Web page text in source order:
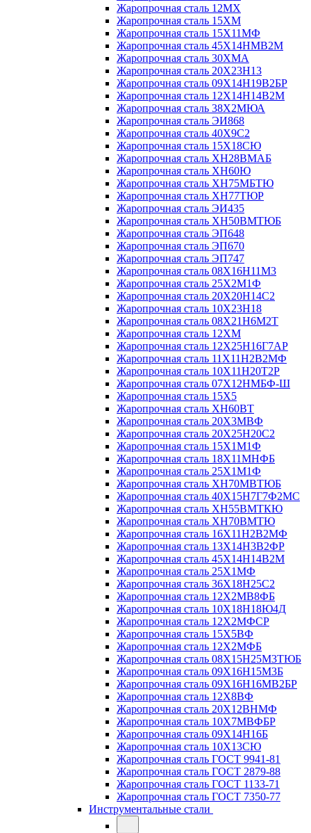
Жаропрочная сталь 12МХ
Жаропрочная сталь 15ХМ
Жаропрочная сталь 15Х11МФ
Жаропрочная сталь 45Х14НМВ2М
Жаропрочная сталь 30ХМА
Жаропрочная сталь 20Х23Н13
Жаропрочная сталь 09Х14Н19В2БР
Жаропрочная сталь 12Х14Н14В2М
Жаропрочная сталь 38Х2МЮА
Жаропрочная сталь ЭИ868
Жаропрочная сталь 40Х9С2
Жаропрочная сталь 15Х18СЮ
Жаропрочная сталь ХН28ВМАБ
Жаропрочная сталь ХН60Ю
Жаропрочная сталь ХН75МБТЮ
Жаропрочная сталь ХН77ТЮР
Жаропрочная сталь ЭИ435
Жаропрочная сталь ХН50ВМТЮБ
Жаропрочная сталь ЭП648
Жаропрочная сталь ЭП670
Жаропрочная сталь ЭП747
Жаропрочная сталь 08Х16Н11М3
Жаропрочная сталь 25Х2М1Ф
Жаропрочная сталь 20Х20Н14С2
Жаропрочная сталь 10Х23Н18
Жаропрочная сталь 08Х21Н6М2Т
Жаропрочная сталь 12ХМ
Жаропрочная сталь 12Х25Н16Г7АР
Жаропрочная сталь 11Х11Н2В2МФ
Жаропрочная сталь 10Х11Н20Т2Р
Жаропрочная сталь 07Х12НМБФ-Ш
Жаропрочная сталь 15Х5
Жаропрочная сталь ХН60ВТ
Жаропрочная сталь 20Х3МВФ
Жаропрочная сталь 20Х25Н20С2
Жаропрочная сталь 15Х1М1Ф
Жаропрочная сталь 18Х11МНФБ
Жаропрочная сталь 25Х1М1Ф
Жаропрочная сталь ХН70МВТЮБ
Жаропрочная сталь 40Х15Н7Г7Ф2МС
Жаропрочная сталь ХН55ВМТКЮ
Жаропрочная сталь ХН70ВМТЮ
Жаропрочная сталь 16Х11Н2В2МФ
Жаропрочная сталь 13Х14Н3В2ФР
Жаропрочная сталь 45Х14Н14В2М
Жаропрочная сталь 25Х1МФ
Жаропрочная сталь 36Х18Н25С2
Жаропрочная сталь 12Х2МВ8ФБ
Жаропрочная сталь 10Х18Н18Ю4Д
Жаропрочная сталь 12Х2МФСР
Жаропрочная сталь 15Х5ВФ
Жаропрочная сталь 12Х2МФБ
Жаропрочная сталь 08Х15Н25М3ТЮБ
Жаропрочная сталь 09Х16Н15М3Б
Жаропрочная сталь 09Х16Н16МВ2БР
Жаропрочная сталь 12Х8ВФ
Жаропрочная сталь 20Х12ВНМФ
Жаропрочная сталь 10Х7МВФБР
Жаропрочная сталь 09Х14Н16Б
Жаропрочная сталь 10Х13СЮ
Жаропрочная сталь ГОСТ 9941-81
Жаропрочная сталь ГОСТ 2879-88
Жаропрочная сталь ГОСТ 1133-71
Жаропрочная сталь ГОСТ 7350-77
Инструментальные стали